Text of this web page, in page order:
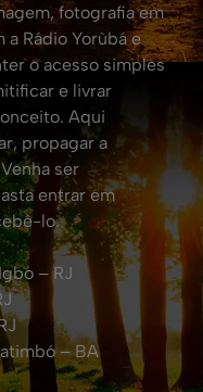
fotografia em
Rádio Yorùbá e
o acesso simples
e livrar
Aqui
propagar a
ser
entrar em
lo.
– RJ
– BA